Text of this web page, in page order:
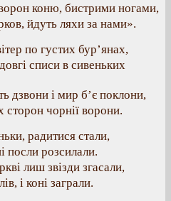
коню, бистрими ногами,
йдуть ляхи за нами».
по густих бур’янах,
списи в сивеньких
дзвони і мир б’є поклони,
сторон чорнії ворони.
радитися стали,
посли розсилали.
лиш звізди згасали,
і коні заграли.